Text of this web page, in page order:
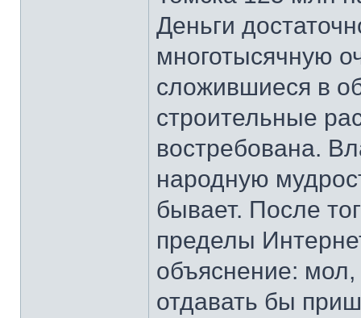
Деньги
многотысячную
сложившиеся в
строительные
востребована.
народную
бывает. После
пределы
объяснение:
отдавать бы